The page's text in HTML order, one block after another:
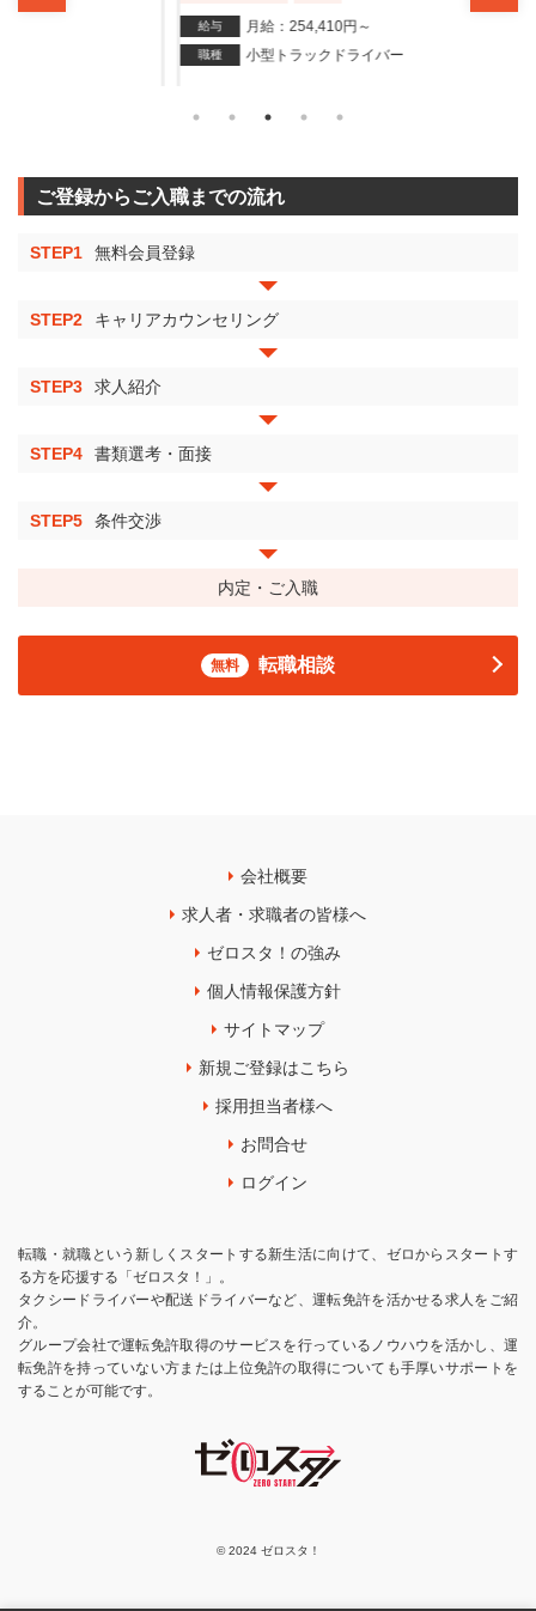
月給：254,410円～
小型トラックドライバー
ご登録からご入職までの流れ
STEP1 無料会員登録
STEP2 キャリアカウンセリング
STEP3 求人紹介
STEP4 書類選考・面接
STEP5 条件交渉
内定・ご入職
無料 転職相談
会社概要
求人者・求職者の皆様へ
ゼロスタ！の強み
個人情報保護方針
サイトマップ
新規ご登録はこちら
採用担当者様へ
お問合せ
ログイン
転職・就職という新しくスタートする新生活に向けて、ゼロからスタートす
る方を応援する「ゼロスタ！」。
タクシードライバーや配送ドライバーなど、運転免許を活かせる求人をご紹
介。
グループ会社で運転免許取得のサービスを行っているノウハウを活かし、運
転免許を持っていない方または上位免許の取得についても手厚いサポートを
することが可能です。
© 2024 ゼロスタ！